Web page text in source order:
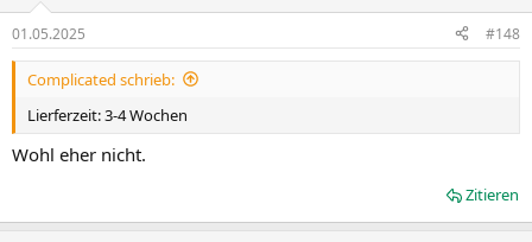
n
e
n
01.05.2025 #148
Complicated schrieb:
Lierferzeit: 3-4 Wochen
Wohl eher nicht.
Zitieren